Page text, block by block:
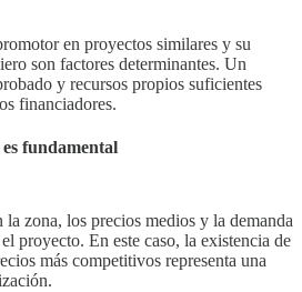
en proyectos similares y su
son factores determinantes. Un
y recursos propios suficientes
financiadores.
fundamental
zona, los precios medios y la demanda
proyecto. En este caso, la existencia de
más competitivos representa una